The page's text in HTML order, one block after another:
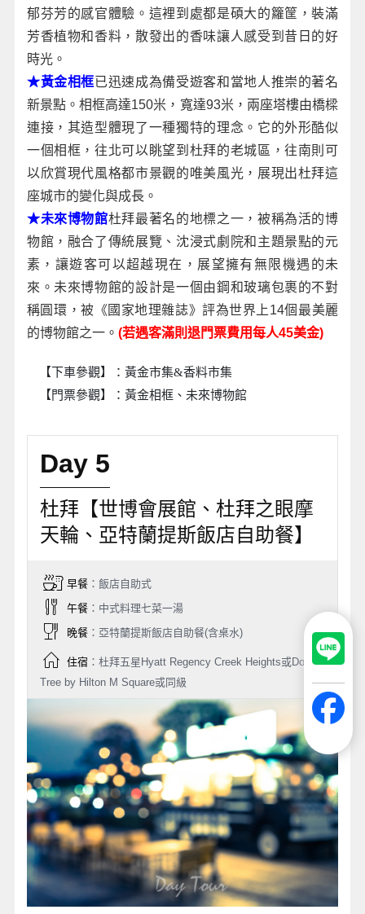
郁芬芳的感官體驗。這裡到處都是碩大的籮筐，裝滿
芳香植物和香料，散發出的香味讓人感受到昔日的好
時光。
★黃金相框已迅速成為備受遊客和當地人推崇的著名
新景點。相框高達150米，寬達93米，兩座塔樓由橋樑
連接，其造型體現了一種獨特的理念。它的外形酷似
一個相框，往北可以眺望到杜拜的老城區，往南則可
以欣賞現代風格都市景觀的唯美風光，展現出杜拜這
座城市的變化與成長。
★未來博物館杜拜最著名的地標之一，被稱為活的博
物館，融合了傳統展覽、沈浸式劇院和主題景點的元
素，讓遊客可以超越現在，展望擁有無限機遇的未
來。未來博物館的設計是一個由鋼和玻璃包裹的不對
稱圓環，被《國家地理雜誌》評為世界上14個最美麗
的博物館之一。 (若遇客滿則退門票費用每人45美金)
【下車參觀】：黃金市集&香料市集
【門票參觀】：黃金相框、未來博物館
Day 5
杜拜【世博會展館、杜拜之眼摩
天輪、亞特蘭提斯飯店自助餐】
早餐：飯店自助式
午餐：中式料理七菜一湯
晚餐：亞特蘭提斯飯店自助餐(含桌水)
住宿：杜拜五星Hyatt Regency Creek Heights或Double
Tree by Hilton M Square或同級